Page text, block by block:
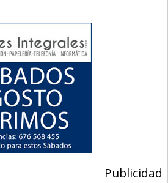
Publicidad